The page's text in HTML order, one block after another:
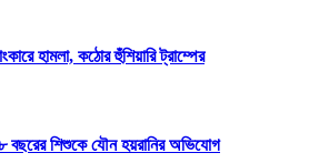
হামলা, কঠোর হুঁশিয়ারি ট্রাম্পের
৮ বছরের শিশুকে যৌন হয়রানির অভিযোগ